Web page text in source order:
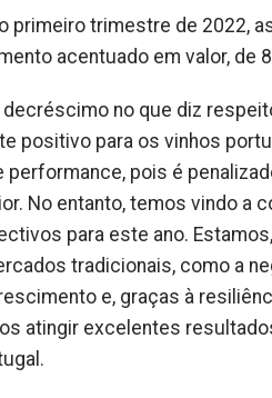
primeiro trimestre de 2022,
acentuado em valor, de
decréscimo no que diz
positivo para os vinhos
performance, pois é
No entanto, temos vindo a
para este ano.
tradicionais, como a
e, graças à
atingir excelentes